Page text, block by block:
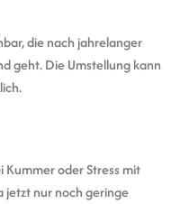
die nach jahrelanger
geht. Die Umstellung kann
oder Stress mit
jetzt nur noch geringe